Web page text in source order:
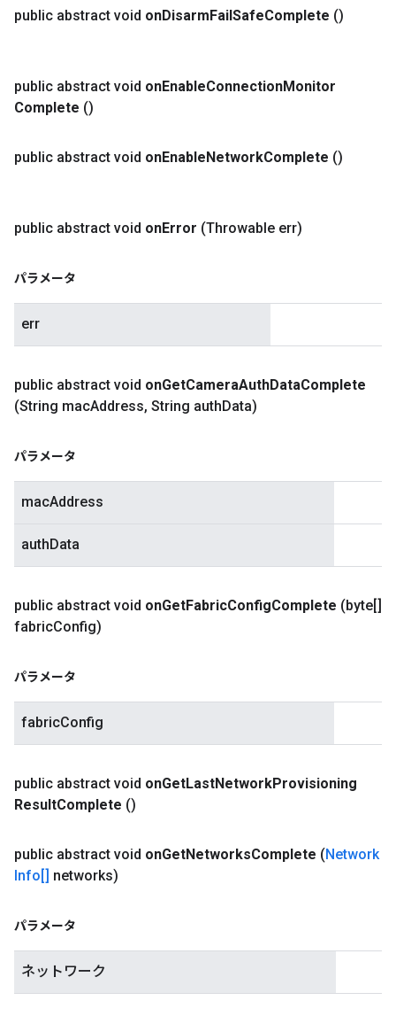
public abstract void onDisarmFailSafeComplete ()
public abstract void onEnableConnectionMonitor
Complete ()
public abstract void onEnableNetworkComplete ()
public abstract void onError (Throwable err)
パラメータ
err
public abstract void onGetCameraAuthDataComplete
(String macAddress, String authData)
パラメータ
macAddress
authData
public abstract void onGetFabricConfigComplete (byte[]
fabricConfig)
パラメータ
fabricConfig
public abstract void onGetLastNetworkProvisioning
ResultComplete ()
public abstract void onGetNetworksComplete (Network
Info[] networks)
パラメータ
ネットワーク